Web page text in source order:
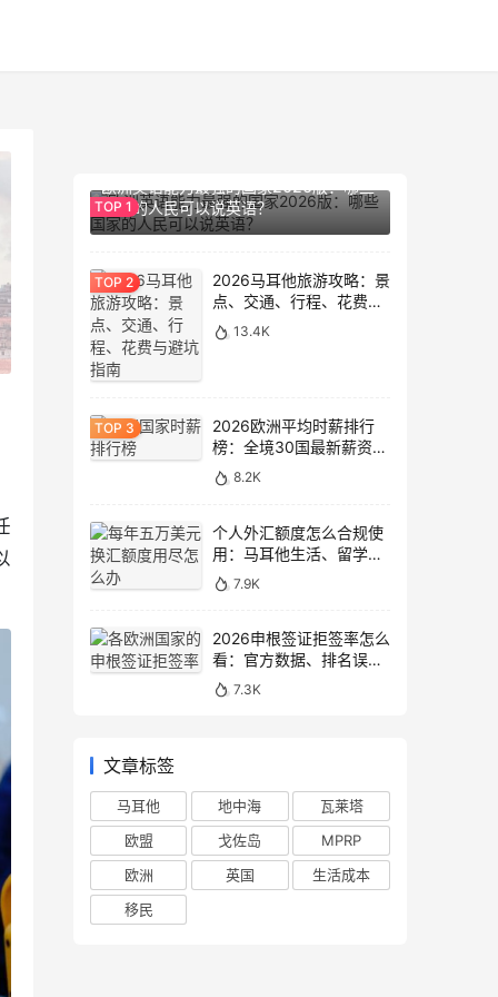
欧洲英语能力最强的国家2026版：哪些
国家的人民可以说英语？
2026马耳他旅游攻略：景
点、交通、行程、花费与
避坑指南
13.4K
2026欧洲平均时薪排行
榜：全境30国最新薪资数
据大盘点
8.2K
个人外汇额度怎么合规使
用：马耳他生活、留学与
移民场景说明
7.9K
2026申根签证拒签率怎么
看：官方数据、排名误区
和申请避坑
7.3K
文章标签
马耳他 地中海
瓦莱塔
欧盟
戈佐岛
MPRP
欧洲
英国
生活成本
移民